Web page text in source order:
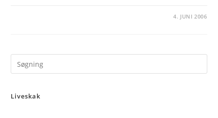
4. JUNI 2006
Liveskak